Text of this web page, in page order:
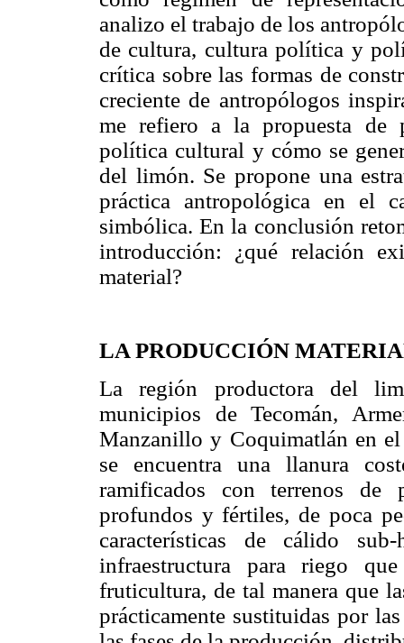
analizo el trabajo de los
de cultura, cultura política y
crítica sobre las formas de
creciente de antropólogos
me refiero a la propuesta de
política cultural y cómo se
del limón. Se propone una
práctica antropológica en el
simbólica. En la conclusión
introducción: ¿qué relación
material?
LA PRODUCCIÓN
La región productora del
municipios de Tecomán,
Manzanillo y Coquimatlán en
se encuentra una llanura
ramificados con terrenos de
profundos y fértiles, de poca
características de cálido
infraestructura para riego
fruticultura, de tal manera que
prácticamente sustituidas por